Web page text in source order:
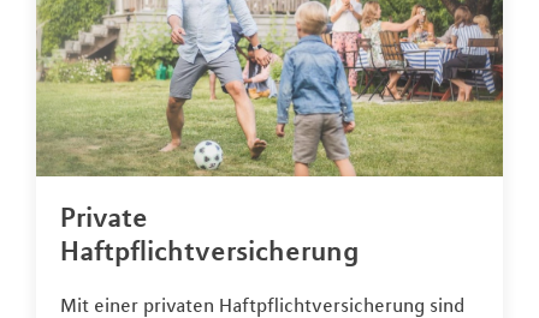
Private
Haftpflichtversicherung
Mit einer privaten Haftpflichtversicherung sind